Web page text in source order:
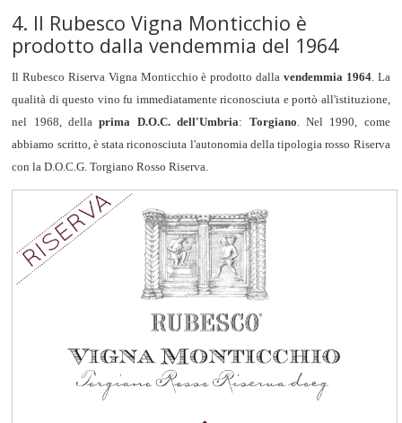
4. Il Rubesco Vigna Monticchio è
prodotto dalla vendemmia del 1964
Il Rubesco Riserva Vigna Monticchio è prodotto dalla vendemmia 1964. La
qualità di questo vino fu immediatamente riconosciuta e portò all'istituzione,
nel 1968, dellaprima D.O.C. dell'Umbria: Torgiano . Nel 1990, come
abbiamo scritto, è stata riconosciuta l'autonomia della tipologia rosso Riserva
con la D.O.C.G. Torgiano Rosso Riserva.